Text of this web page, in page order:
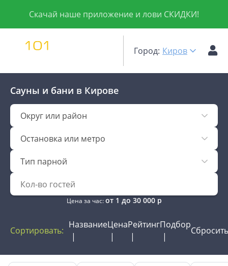
Скачай наше приложение и лови СКИДКИ!
Город: Киров
Сауны и бани в Кирове
Округ или район
Остановка или метро
Тип парной
Цена за час:от 1 до 30 000р
Сортировать:
НазваниеЦенаРейтингПодбор
Сбросить